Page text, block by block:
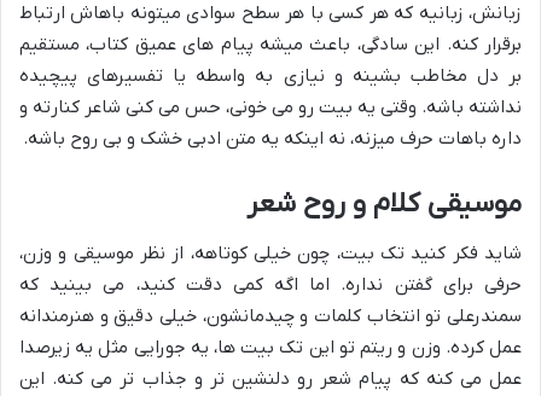
زبانش، زبانیه که هر کسی با هر سطح سوادی میتونه باهاش ارتباط
برقرار کنه. این سادگی، باعث میشه پیام های عمیق کتاب، مستقیم
بر دل مخاطب بشینه و نیازی به واسطه یا تفسیرهای پیچیده
نداشته باشه. وقتی یه بیت رو می خونی، حس می کنی شاعر کنارته و
داره باهات حرف میزنه، نه اینکه یه متن ادبی خشک و بی روح باشه.
موسیقی کلام و روح شعر
شاید فکر کنید تک بیت، چون خیلی کوتاهه، از نظر موسیقی و وزن،
حرفی برای گفتن نداره. اما اگه کمی دقت کنید، می بینید که
سمندرعلی تو انتخاب کلمات و چیدمانشون، خیلی دقیق و هنرمندانه
عمل کرده. وزن و ریتم تو این تک بیت ها، یه جورایی مثل یه زیرصدا
عمل می کنه که پیام شعر رو دلنشین تر و جذاب تر می کنه. این